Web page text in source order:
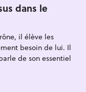
dans le
il élève les
besoin de lui. Il
de son essentiel